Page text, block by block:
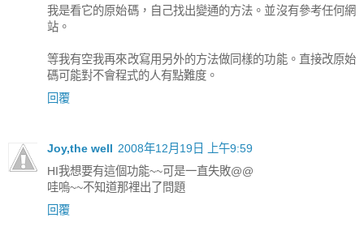
我是看它的原始碼，自己找出變通的方法。並沒有參考任何網
站。
等我有空我再來改寫用另外的方法做同樣的功能。直接改原始
碼可能對不會程式的人有點難度。
回覆
Joy,the well 2008年12月19日 上午9:59
HI我想要有這個功能~~可是一直失敗@@
哇嗚~~不知道那裡出了問題
回覆